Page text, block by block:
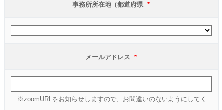
事務所所在地（都道府県 *
メールアドレス *
※zoomURLをお知らせしますので、お間違いのないようにしてく